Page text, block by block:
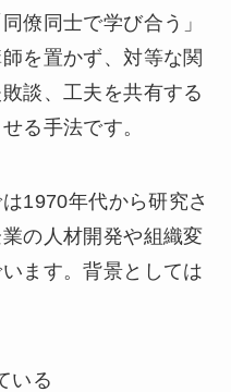
僚同士で学び合う」
を置かず、対等な関
談、工夫を共有する
る手法です。
1970年代から研究さ
の人材開発や組織変
ます。背景としては
いる